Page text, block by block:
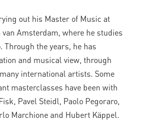
out his Master of Music at
Amsterdam, where he studies
Through the years, he has
and musical view, through
international artists. Some
masterclasses have been with
Pavel Steidl, Paolo Pegoraro,
Marchione and Hubert Käppel.